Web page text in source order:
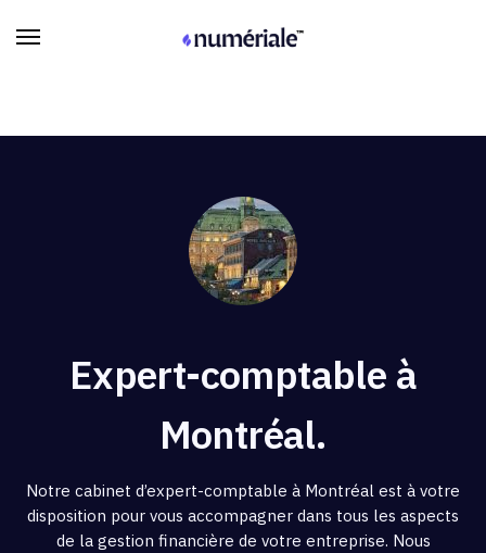
Expert-comptable à
Montréal.
Notre cabinet d’expert-comptable à Montréal est à votre
disposition pour vous accompagner dans tous les aspects
de la gestion financière de votre entreprise. Nous